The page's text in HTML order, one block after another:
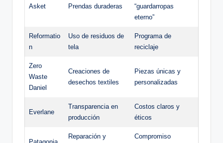
Asket Prendas duraderas
“guardarropas
eterno”
Reformatio
n
Uso de residuos de
tela
Programa de
reciclaje
Zero
Waste
Daniel
Creaciones de
desechos textiles
Piezas únicas y
personalizadas
Everlane
Transparencia en
producción
Costos claros y
éticos
Reparación y
Compromiso